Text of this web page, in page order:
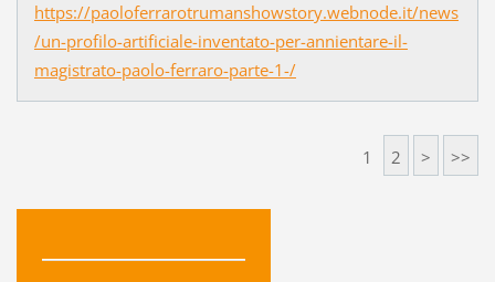
https://paoloferrarotrumanshowstory.webnode.it/news
/un-profilo-artificiale-inventato-per-annientare-il-
magistrato-paolo-ferraro-parte-1-/
1 2 > >>